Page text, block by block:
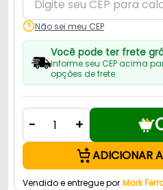
Não sei meu CEP
Você pode ter frete
Informe seu CEP acima
opções de frete.
- +
ADICIONAR
Vendido e entregue por Mark